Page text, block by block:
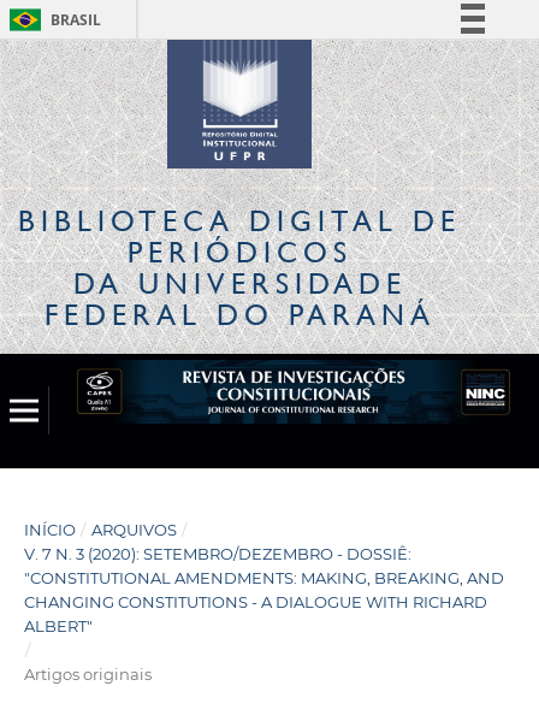
BRASIL
Simplifique!
Comunica BR
Participe
Acesso à informação
Legislação
Canais
BIBLIOTECA DIGITALDE
PERIÓDICOS
DA UNIVERSIDADE
FEDERAL DO PARANÁ
INÍCIO / ARQUIVOS /
V. 7 N. 3 (2020): SETEMBRO/DEZEMBRO - DOSSIÊ:
"CONSTITUTIONAL AMENDMENTS: MAKING, BREAKING, AND
CHANGING CONSTITUTIONS - A DIALOGUE WITH RICHARD
ALBERT"
/
Artigos originais